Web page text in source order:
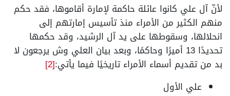
لأنّ آل علي كانوا عائلة حاكمة لإمارة أقاموها، فقد حكم
منهم الكثير من الأمراء منذ تأسيس إمارتهم إلى
انحلالها، وسقوطها على يد آل الرشيد، وقد حكمها
تحديدًا 13 أميرًا وحاكمًا، وبعد بيان العلي وش يرجعون لا
بد من تقديم أسماء الأمراء تاريخيًا فيما يأتي:[2]
علي الأول